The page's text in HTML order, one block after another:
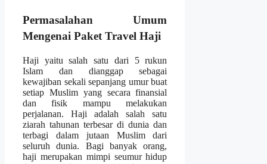
Permasalahan Umum
Mengenai Paket Travel Haji
Haji yaitu salah satu dari 5 rukun
Islam dan dianggap sebagai
kewajiban sekali sepanjang umur buat
setiap Muslim yang secara finansial
dan fisik mampu melakukan
perjalanan. Haji adalah salah satu
ziarah tahunan terbesar di dunia dan
terbagi dalam jutaan Muslim dari
seluruh dunia. Bagi banyak orang,
haji merupakan mimpi seumur hidup